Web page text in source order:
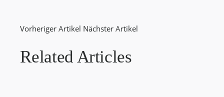
Vorheriger Artikel Nächster Artikel
Related Articles